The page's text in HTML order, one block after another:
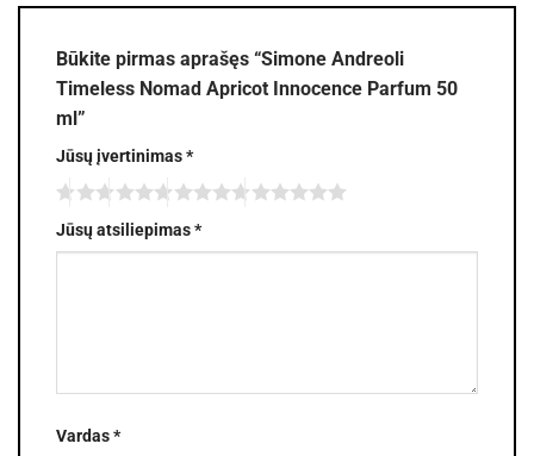
Būkite pirmas aprašęs “Simone Andreoli
Timeless Nomad Apricot Innocence Parfum 50
ml”
Jūsų įvertinimas*
Jūsų atsiliepimas*
Vardas*